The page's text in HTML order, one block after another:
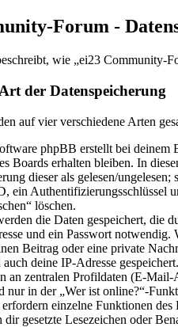
Forum -
wie „ei23 Community-
der Datenspeicherung
auf vier verschiedene Arten
phpBB erstellt bei deinem
Boards erhalten bleiben. In
dieser als gelesen/
ein Authentifizierungsschlüssel
löschen.
die Daten gespeichert, die
und ein Passwort notwendig.
Beitrag oder eine private
deine IP-Adresse
an zentralen Profildaten (E-
nur in der „Wer ist online?“-
einzelne Funktionen
gesetzte Lesezeichen oder